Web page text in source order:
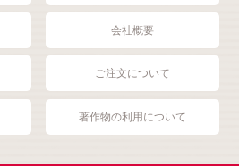
会社概要
ご注文について
著作物の利用について